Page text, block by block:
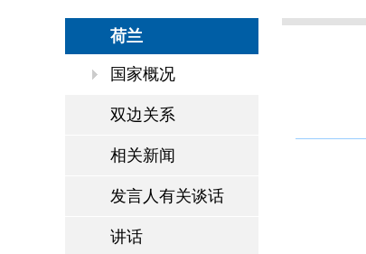
荷兰
国家概况
双边关系
相关新闻
发言人有关谈话
讲话